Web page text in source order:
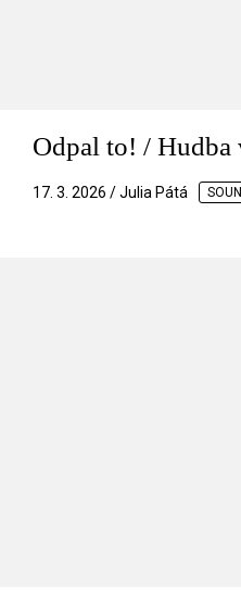
Odpal to! /
17. 3. 2026 / Julia Pátá